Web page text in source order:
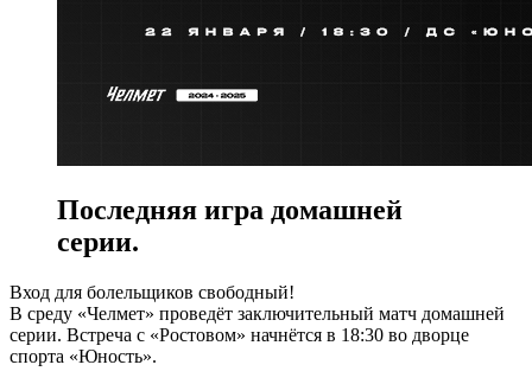
Последняя игра домашней
серии.
Вход для болельщиков свободный!
В среду «Челмет» проведёт заключительный матч домашней
серии. Встреча с «Ростовом» начнётся в 18:30 во дворце
спорта «Юность».